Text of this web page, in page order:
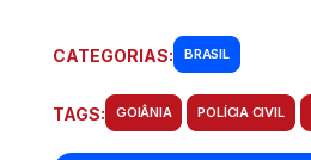
CATEGORIAS: BRASIL
TAGS: GOIÂNIA POLÍCIA CIVIL